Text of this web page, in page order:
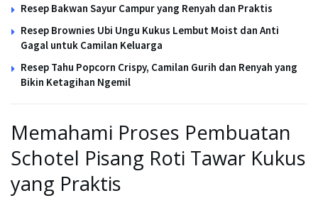
Resep Bakwan Sayur Campur yang Renyah dan Praktis
Resep Brownies Ubi Ungu Kukus Lembut Moist dan Anti
Gagal untuk Camilan Keluarga
Resep Tahu Popcorn Crispy, Camilan Gurih dan Renyah yang
Bikin Ketagihan Ngemil
Memahami Proses Pembuatan
Schotel Pisang Roti Tawar Kukus
yang Praktis